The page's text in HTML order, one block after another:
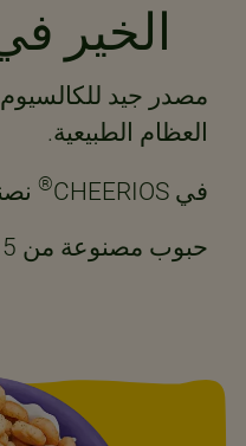
الخير
مصدر جيد
العظام الطبيعية.
في CHEERIOS ®
حبوب مصنوعة من 5 حبوب كاملة.